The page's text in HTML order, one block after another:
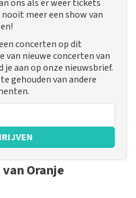
ons als er weer tickets
meer een show van
concerten op dit
nieuwe concerten van
je aan op onze nieuwsbrief.
gehouden van andere
Oranje